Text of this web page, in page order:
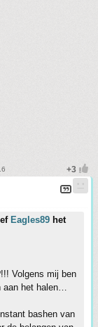
Eagles89 het
Volgens mij ben
aan het halen…
bashen van